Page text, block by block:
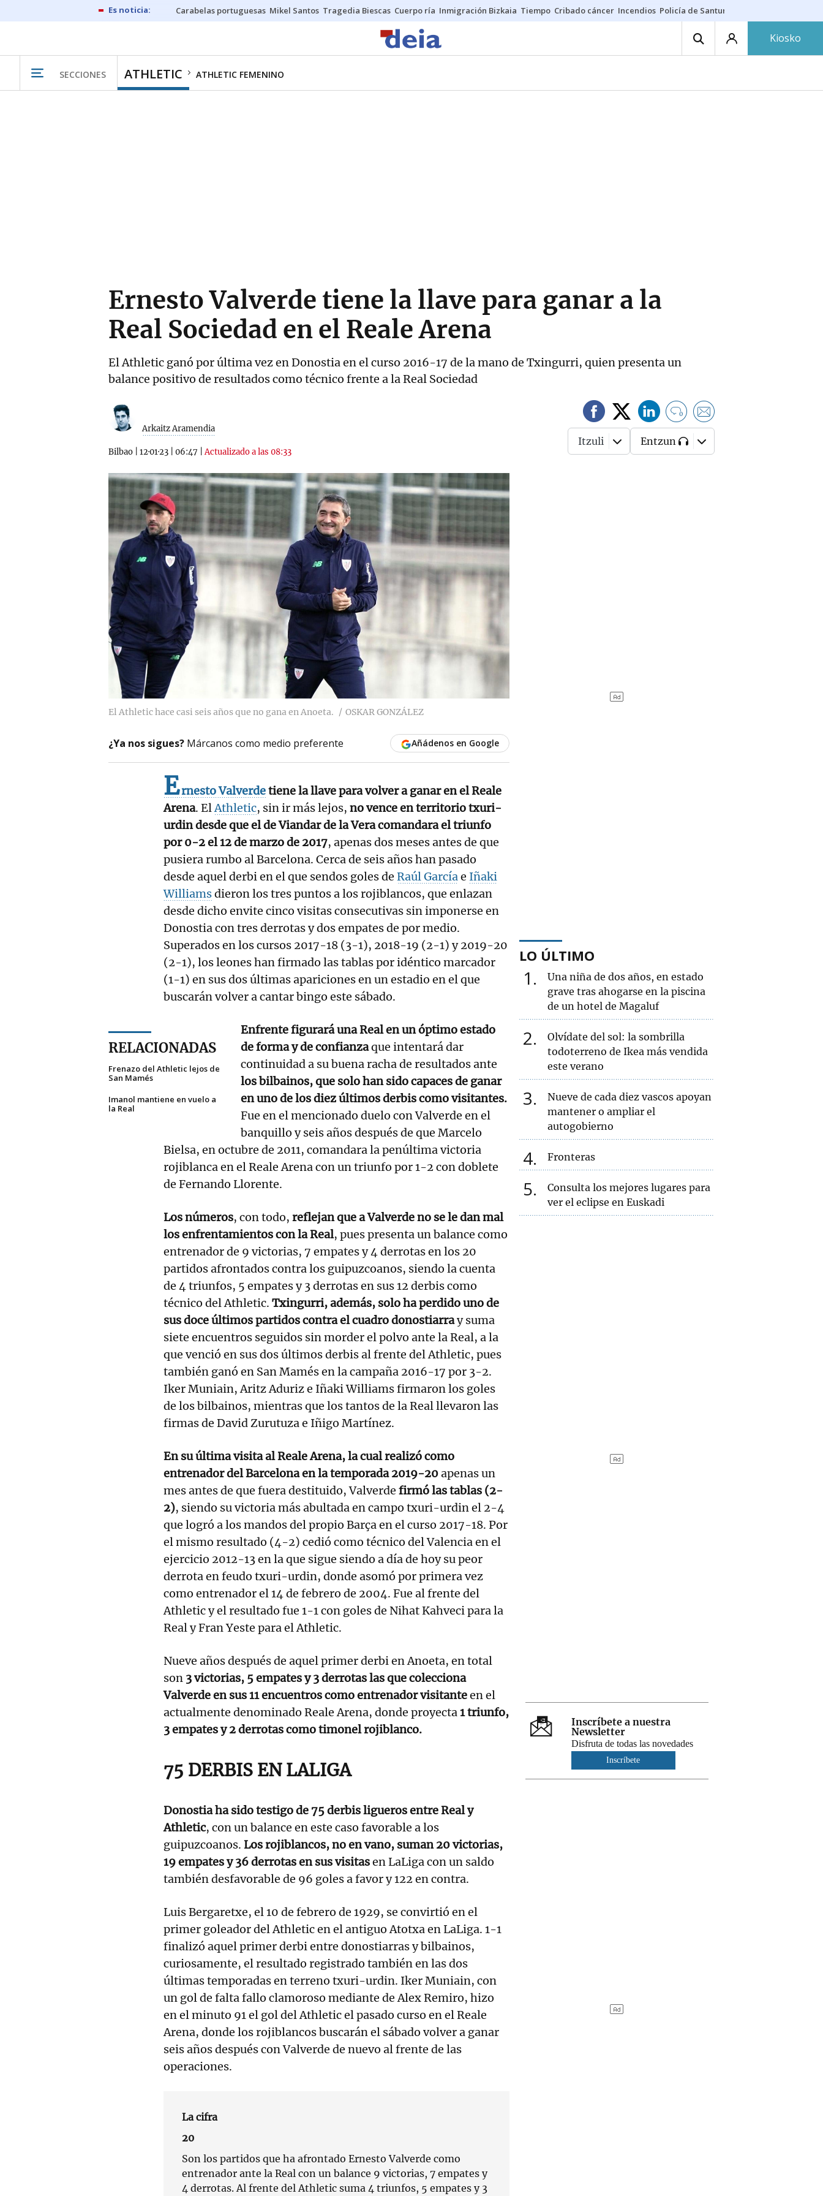
Carabelas portuguesas Mikel Santos Tragedia Biescas Cuerpo ría Inmigración Bizkaia Tiempo Cribado cáncer Incendios Policía de Santurtzi
Kiosko
SECCIONES ATHLETIC ATHLETIC FEMENINO
Ernesto Valverde tiene la llave para ganar a la
Real Sociedad en el Reale Arena
El Athletic ganó por última vez en Donostia en el curso 2016-17 de la mano de Txingurri, quien presenta un
balance positivo de resultados como técnico frente a la Real Sociedad
Arkaitz Aramendia
Bilbao 12·01·23 06:47 |Actualizado a las 08:33
0
Itzuli Entzun
El Athletic hace casi seis años que no gana en Anoeta. OSKAR GONZÁLEZ
¿Ya nos sigues? Márcanos como medio preferente Añádenos en Google
Ernesto Valverdetiene la llave para volver a ganar en el Reale
Arena. ElAthletic, sin ir más lejos, no vence en territorio txuri-
urdin desde que el de Viandar de la Vera comandara el triunfo
por 0-2 el 12 de marzo de 2017, apenas dos meses antes de que
pusiera rumbo al Barcelona. Cerca de seis años han pasado
desde aquel derbi en el que sendos goles de Raúl Garcíae Iñaki
Williamsdieron los tres puntos a los rojiblancos, que enlazan
desde dicho envite cinco visitas consecutivas sin imponerse en
Donostia con tres derrotas y dos empates de por medio.
Superados en los cursos 2017-18 (3-1), 2018-19 (2-1) y 2019-20
(2-1), los leones han firmado las tablas por idéntico marcador
(1-1) en sus dos últimas apariciones en un estadio en el que
buscarán volver a cantar bingo este sábado.
RELACIONADAS
Frenazo del Athletic lejos de
San Mamés
Imanol mantiene en vuelo a
la Real
Enfrente figurará una Real en un óptimo estado
de forma y de confianzaque intentará dar
continuidad a su buena racha de resultados ante
los bilbainos, que solo han sido capaces de ganar
en uno de los diez últimos derbis como visitantes.
Fue en el mencionado duelo con Valverde en el
banquillo y seis años después de que Marcelo
Bielsa, en octubre de 2011, comandara la penúltima victoria
rojiblanca en el Reale Arena con un triunfo por 1-2 con doblete
de Fernando Llorente.
Los números, con todo, reflejan que a Valverde no se le dan mal
los enfrentamientos con la Real, pues presenta un balance como
entrenador de 9 victorias, 7 empates y 4 derrotas en los 20
partidos afrontados contra los guipuzcoanos, siendo la cuenta
de 4 triunfos, 5 empates y 3 derrotas en sus 12 derbis como
técnico del Athletic. Txingurri, además, solo ha perdido uno de
sus doce últimos partidos contra el cuadro donostiarray suma
siete encuentros seguidos sin morder el polvo ante la Real, a la
que venció en sus dos últimos derbis al frente del Athletic, pues
también ganó en San Mamés en la campaña 2016-17 por 3-2.
Iker Muniain, Aritz Aduriz e Iñaki Williams firmaron los goles
de los bilbainos, mientras que los tantos de la Real llevaron las
firmas de David Zurutuza e Iñigo Martínez.
En su última visita al Reale Arena, la cual realizó como
entrenador del Barcelona en la temporada 2019-20apenas un
mes antes de que fuera destituido, Valverde firmó las tablas (2-
2), siendo su victoria más abultada en campo txuri-urdin el 2-4
que logró a los mandos del propio Barça en el curso 2017-18. Por
el mismo resultado (4-2) cedió como técnico del Valencia en el
ejercicio 2012-13 en la que sigue siendo a día de hoy su peor
derrota en feudo txuri-urdin, donde asomó por primera vez
como entrenador el 14 de febrero de 2004. Fue al frente del
Athletic y el resultado fue 1-1 con goles de Nihat Kahveci para la
Real y Fran Yeste para el Athletic.
Nueve años después de aquel primer derbi en Anoeta, en total
son 3 victorias, 5 empates y 3 derrotas las que colecciona
Valverde en sus 11 encuentros como entrenador visitanteen el
actualmente denominado Reale Arena, donde proyecta1 triunfo,
3 empates y 2 derrotas como timonel rojiblanco.
75 DERBIS EN LALIGA
Donostia ha sido testigo de 75 derbis ligueros entre Real y
Athletic, con un balance en este caso favorable a los
guipuzcoanos. Los rojiblancos, no en vano, suman 20 victorias,
19 empates y 36 derrotas en sus visitasen LaLiga con un saldo
también desfavorable de 96 goles a favor y 122 en contra.
Luis Bergaretxe, el 10 de febrero de 1929, se convirtió en el
primer goleador del Athletic en el antiguo Atotxa en LaLiga. 1-1
finalizó aquel primer derbi entre donostiarras y bilbainos,
curiosamente, el resultado registrado también en las dos
últimas temporadas en terreno txuri-urdin. Iker Muniain, con
un gol de falta fallo clamoroso mediante de Alex Remiro, hizo
en el minuto 91 el gol del Athletic el pasado curso en el Reale
Arena, donde los rojiblancos buscarán el sábado volver a ganar
seis años después con Valverde de nuevo al frente de las
operaciones.
La cifra
20
Son los partidos que ha afrontado Ernesto Valverde como
entrenador ante la Real con un balance 9 victorias, 7 empates y
4 derrotas. Al frente del Athletic suma 4 triunfos, 5 empates y 3
LO ÚLTIMO
1
Una niña de dos años, en estado
grave tras ahogarse en la piscina
de un hotel de Magaluf
2
Olvídate del sol: la sombrilla
todoterreno de Ikea más vendida
este verano
3
Nueve de cada diez vascos apoyan
mantener o ampliar el
autogobierno
4 Fronteras
5
Consulta los mejores lugares para
ver el eclipse en Euskadi
Inscríbete a nuestra
Newsletter
Disfruta de todas las novedades
Inscríbete